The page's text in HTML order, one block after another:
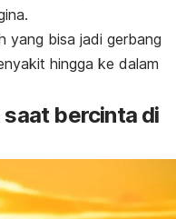
yang bisa jadi gerbang
hingga ke dalam
bercinta di